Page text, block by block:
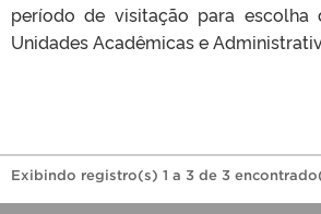
período de visitação para escolha
Unidades Acadêmicas e
Exibindo registro(s) 1 a 3 de 3